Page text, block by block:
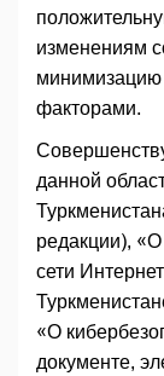
изменениям
факторами.
данной
редакции),
сети
«О
документе,